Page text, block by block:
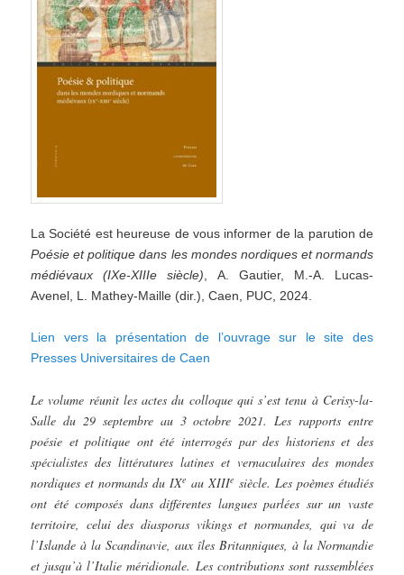
La Société est heureuse de vous informer de la parution de
Poésie et politique dans les mondes nordiques et normands
médiévaux (IXe-XIIIe siècle), A. Gautier, M.-A. Lucas-
Avenel, L. Mathey-Maille (dir.), Caen, PUC, 2024.
Lien vers la présentation de l’ouvrage sur le site des
Presses Universitaires de Caen
Le volume réunit les actes du colloque qui s’est tenu à Cerisy-la-
Salle du 29 septembre au 3 octobre 2021. Les rapports entre
poésie et politique ont été interrogés par des historiens et des
spécialistes des littératures latines et vernaculaires des mondes
nordiques et normands du IXe au XIIIe siècle. Les poèmes étudiés
ont été composés dans différentes langues parlées sur un vaste
territoire, celui des diasporas vikings et normandes, qui va de
l’Islande à la Scandinavie, aux îles Britanniques, à la Normandie
et jusqu’à l’Italie méridionale. Les contributions sont rassemblées